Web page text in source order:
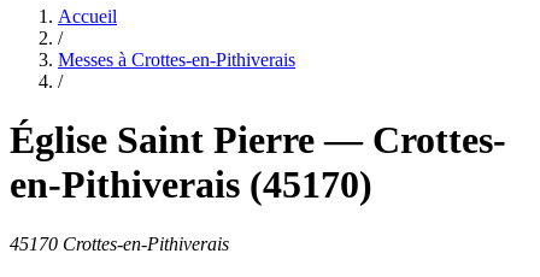
Accueil
/
Messes à Crottes-en-Pithiverais
/
Église Saint Pierre— Crottes-
en-Pithiverais (45170)
45170 Crottes-en-Pithiverais